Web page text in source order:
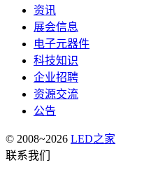
资讯
展会信息
电子元器件
科技知识
企业招聘
资源交流
公告
© 2008~2026 LED之家
联系我们